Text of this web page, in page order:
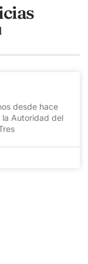
desde hace
Autoridad del